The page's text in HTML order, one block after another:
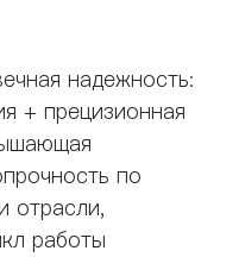
надежность:
+ прецизионная
по
отрасли,
работы